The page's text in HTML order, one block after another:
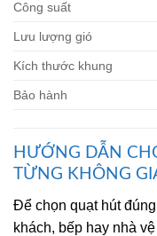
Công suất
Lưu lượng gió
Kích thước khung
Bảo hành
HƯỚNG DẪN
TỪNG KHÔNG
Để chọn quạt hút
khách, bếp hay nhà